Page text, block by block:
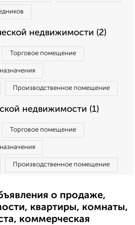
недвижимости (2)
Торговое помещение
Производственное помещение
недвижимости (1)
Торговое помещение
Производственное помещение
о продаже,
квартиры, комнаты,
коммерческая